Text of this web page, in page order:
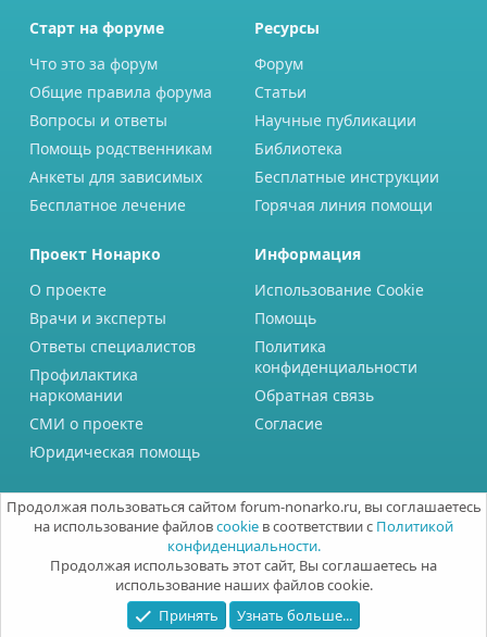
Старт на форуме
Что это за форум
Общие правила форума
Вопросы и ответы
Помощь родственникам
Анкеты для зависимых
Бесплатное лечение
Ресурсы
Форум
Статьи
Научные публикации
Библиотека
Бесплатные инструкции
Горячая линия помощи
Проект Нонарко
О проекте
Врачи и эксперты
Ответы специалистов
Профилактика
наркомании
СМИ о проекте
Юридическая помощь
Информация
Использование Cookie
Помощь
Политика
конфиденциальности
Обратная связь
Согласие
Продолжая пользоваться сайтом forum-nonarko.ru, вы соглашаетесь
на использование файловcookie в соответствии с Политикой
конфиденциальности.
Продолжая использовать этот сайт, Вы соглашаетесь на
использование наших файлов cookie.
Принять
Узнать больше...